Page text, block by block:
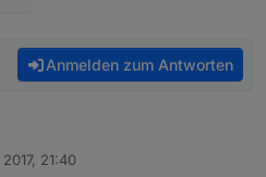
Anmelden zum Antworten
21:40